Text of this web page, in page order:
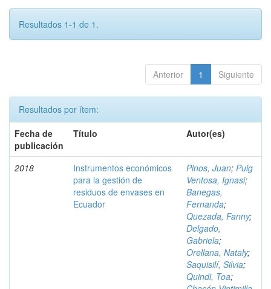
Resultados 1-1 de 1.
Anterior 1 Siguiente
Resultados por ítem:
Fecha de
publicación
Título Autor(es)
2018
Instrumentos económicos
para la gestión de
residuos de envases en
Ecuador
Pinos, Juan; Puig
Ventosa, Ignasi;
Banegas,
Fernanda;
Quezada, Fanny;
Delgado,
Gabriela;
Orellana, Nataly;
Saquisilí, Silvia;
Quindi, Toa;